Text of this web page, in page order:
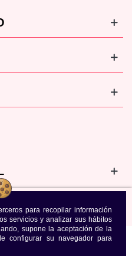
para recopilar información
servicios y analizar sus hábitos
supone la aceptación de la
configurar su navegador para